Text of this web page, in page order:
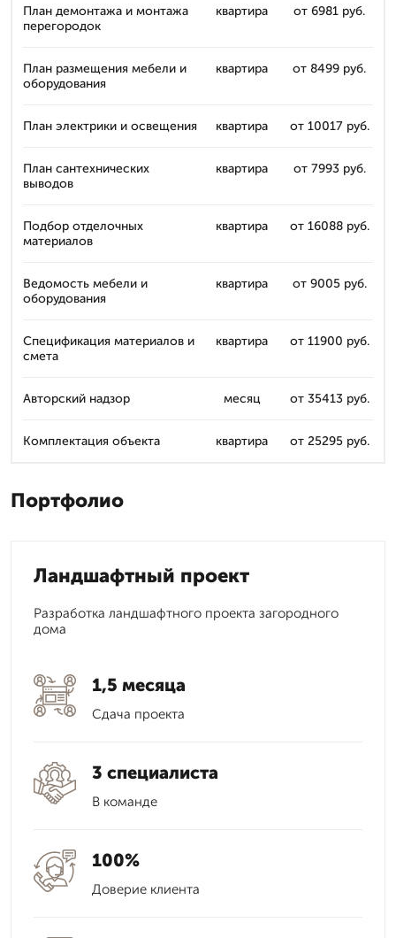
План демонтажа и монтажа
перегородок
квартира от 6981 руб.
План размещения мебели и
оборудования
квартира от 8499 руб.
План электрики и освещения квартира от 10017 руб.
План сантехнических
выводов
квартира от 7993 руб.
Подбор отделочных
материалов
квартира от 16088 руб.
Ведомость мебели и
оборудования
квартира от 9005 руб.
Спецификация материалов и
смета
квартира от 11900 руб.
Авторский надзор месяц от 35413 руб.
Комплектация объекта квартира от 25295 руб.
Портфолио
Ландшафтный проект
Разработка ландшафтного проекта загородного
дома
1,5 месяца
Сдача проекта
3 специалиста
В команде
100%
Доверие клиента